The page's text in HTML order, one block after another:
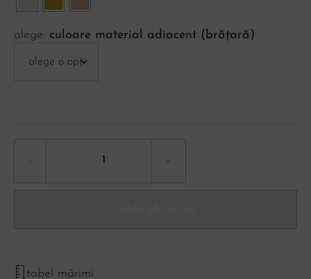
culoare material adiacent (brățară)
tabel mărimi